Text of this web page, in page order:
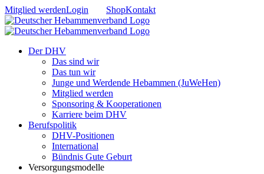
Zum
Inhalt
springen
Mitglied werdenLogin ShopKontakt
Der DHV
Das sind wir
Das tun wir
Junge und Werdende Hebammen (JuWeHen)
Mitglied werden
Sponsoring & Kooperationen
Karriere beim DHV
Berufspolitik
DHV-Positionen
International
Bündnis Gute Geburt
Versorgungsmodelle